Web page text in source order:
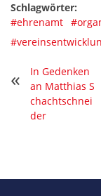
Schlagwörter:
#ehrenamt
«
In Gedenken
an Matthias S
chachtschnei
der